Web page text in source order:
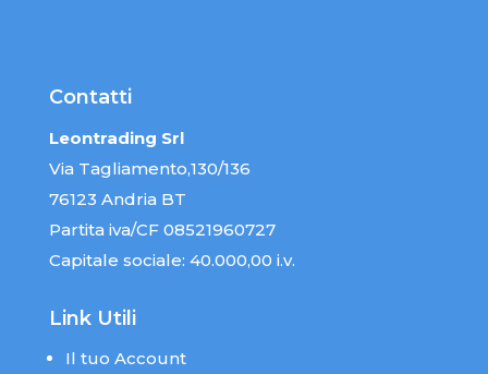
Contatti
Leontrading Srl
Via Tagliamento,130/136
76123 Andria BT
Partita iva/CF 08521960727
Capitale sociale: 40.000,00 i.v.
Link Utili
Il tuo Account